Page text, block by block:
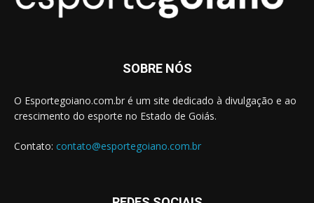
SOBRE NÓS
O Esportegoiano.com.br é um site dedicado à divulgação e ao
crescimento do esporte no Estado de Goiás.
Contato: contato@esportegoiano.com.br